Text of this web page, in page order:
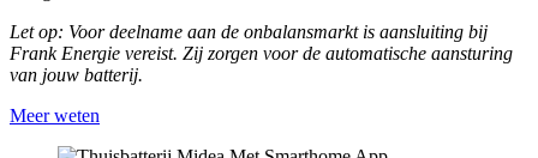
Let op: Voor deelname aan de onbalansmarkt is aansluiting bij
Frank Energie vereist. Zij zorgen voor de automatische aansturing
van jouw batterij.
Meer weten